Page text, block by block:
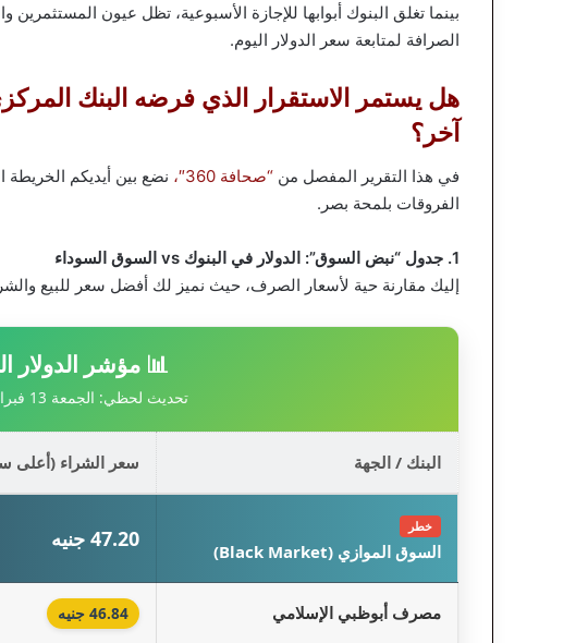
بينما تغلق البنوك أبوابها للإجازة الأسبوعية، تظل عيون
الصرافة لمتابعة سعر الدولار اليوم.
هل يستمر الاستقرار الذي فرضه البنك
آخر؟
في هذا التقرير المفصل من “صحافة 360″،
نضع بين أيديكم الخريطة
الفروقات بلمحة بصر.
1. جدول “نبض السوق”: الدولار في البنوك vs السوق السوداء
إليك مقارنة حية لأسعار الصرف، حيث نميز لك أفضل سعر للبيع
📊 مؤشر الدولار
تحديث لحظي: الجمعة 13 فبراير 2026
البنك / الجهة سعر الشراء (أعلى
خطر
السوق الموازي (Black Market) 47.20 جنيه
مصرف أبوظبي الإسلامي 46.84 جنيه